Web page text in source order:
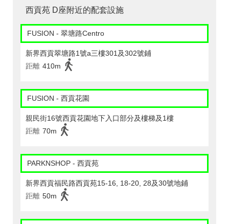
西貢苑 D座附近的配套設施
FUSION - 翠塘路Centro
新界西貢翠塘路1號a三樓301及302號鋪
距離 410m
FUSION - 西貢花園
親民街16號西貢花園地下入口部分及樓梯及1樓
距離 70m
PARKNSHOP - 西貢苑
新界西貢福民路西貢苑15-16, 18-20, 28及30號地鋪
距離 50m